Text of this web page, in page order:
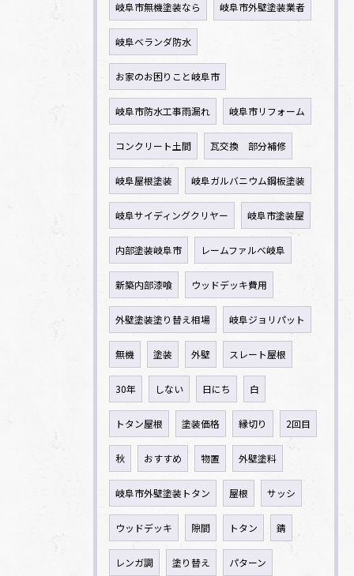
岐阜市無機塗装なら 岐阜市外壁塗装業者
岐阜ベランダ防水
お家のお困りこと岐阜市
岐阜市防水工事雨漏れ 岐阜市リフォーム
コンクリート土間 瓦交換 部分補修
岐阜屋根塗装 岐阜ガルバニウム鋼板塗装
岐阜サイディングクリヤー 岐阜市塗装屋
内部塗装岐阜市 レームファルべ岐阜
新築内部漆喰 ウッドデッキ費用
外壁塗装塗り替え相場 岐阜ジョリパット
無機 塗装 外壁 スレート屋根
30年 しない 日にち 白
トタン屋根 塗装価格 縁切り 2回目
秋 おすすめ 物置 外壁塗料
岐阜市外壁塗装トタン 屋根 サッシ
ウッドデッキ 隙間 トタン 錆
レンガ調 塗り替え パターン